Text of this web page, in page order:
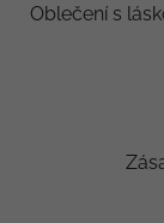
Oblečení s